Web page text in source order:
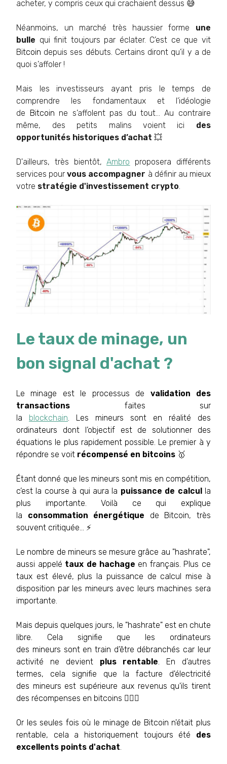
acheter, y compris ceux qui crachaient dessus 😅
Néanmoins, un marché très haussier forme une
bulle qui finit toujours par éclater. C’est ce que vit
Bitcoin depuis ses débuts. Certains diront qu’il y a de
quoi s’affoler !
Mais les investisseurs ayant pris le temps de
comprendre les fondamentaux et l’idéologie
de Bitcoin ne s’affolent pas du tout… Au contraire
même, des petits malins voient ici des
opportunités historiques d’achat 💥
D'ailleurs, très bientôt,Ambro proposera différents
services pourvous accompagner à définir au mieux
votre stratégie d'investissement crypto.
Le taux de minage, un
bon signal d'achat ?
Le minage est le processus de validation des
transactions faites sur
la blockchain . Les mineurs sont en réalité des
ordinateurs dont l’objectif est de solutionner des
équations le plus rapidement possible. Le premier à y
répondre se voit récompensé en bitcoins 🥇
Étant donné que les mineurs sont mis en compétition,
c’est la course à qui aura la puissance de calculla
plus importante. Voilà ce qui explique
la consommation énergétique de Bitcoin, très
souvent critiquée… ⚡️
Le nombre de mineurs se mesure grâce au "hashrate",
aussi appelé taux de hachage en français. Plus ce
taux est élevé, plus la puissance de calcul mise à
disposition par les mineurs avec leurs machines sera
importante.
Mais depuis quelques jours, le "hashrate" est en chute
libre. Cela signifie que les ordinateurs
des mineurs sont en train d’être débranchés car leur
activité ne devient plus rentable . En d’autres
termes, cela signifie que la facture d'électricité
des mineurs est supérieure aux revenus qu'ils tirent
des récompenses en bitcoins 🙅🏻‍♂️
Or les seules fois où le minage de Bitcoin n'était plus
rentable, cela a historiquement toujours été des
excellents points d'achat